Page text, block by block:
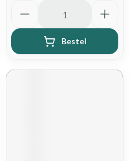
Bestel